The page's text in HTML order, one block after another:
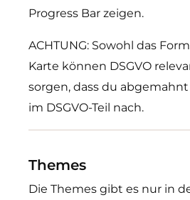
Progress Bar zeigen.
ACHTUNG: Sowohl das
Karte können DSGVO
sorgen, dass du abgemahnt
im DSGVO-Teil nach.
Themes
Die Themes gibt es nur in